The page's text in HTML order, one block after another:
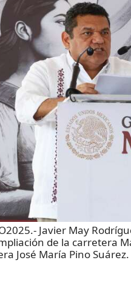
Javier May
de la carretera
José María Pino Suárez.